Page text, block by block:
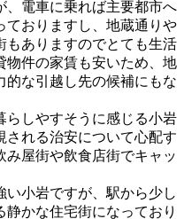
、電車に乗れば主要都市へ
ておりますし、地蔵通りや
もありますのでとても生活
物件の家賃も安いため、地
的な引越し先の候補にもな
らしやすそうに感じる小岩
される治安について心配す
み屋街や飲食店街でキャッ
小岩ですが、駅から少し
かな住宅街になっており